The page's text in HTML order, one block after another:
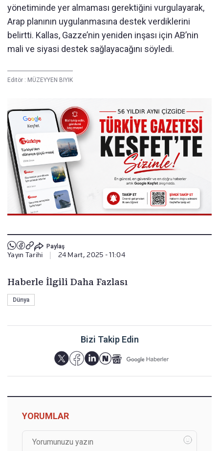
yönetiminde yer almaması gerektiğini vurgulayarak,
Arap planının uygulanmasına destek verdiklerini
belirtti. Kallas, Gazze’nin yeniden inşası için AB’nin
mali ve siyasi destek sağlayacağını söyledi.
Editör : MÜZEYYEN BIYIK
Paylaş
Yayın Tarihi 24 Mart, 2025 - 11:04
Haberle İlgili Daha Fazlası
Dünya
Bizi Takip Edin
YORUMLAR